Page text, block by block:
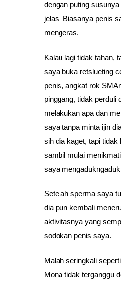
dengan puting
jelas. Biasanya penis
mengeras.
Kalau lagi tidak tahan,
saya buka retslueting
penis, angkat rok
pinggang, tidak perduli
melakukan apa dan
saya tanpa minta ijin
sih dia kaget, tapi tidak
sambil mulai
saya
Setelah sperma saya
dia pun kembali
aktivitasnya yang
sodokan penis saya.
Malah seringkali
Mona tidak terganggu